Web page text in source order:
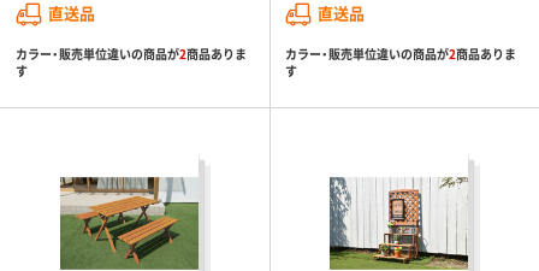
直送品
カラー・販売単位違いの商品が2商品ありま
す
直送品
カラー・販売単位違いの商品が2商品ありま
す